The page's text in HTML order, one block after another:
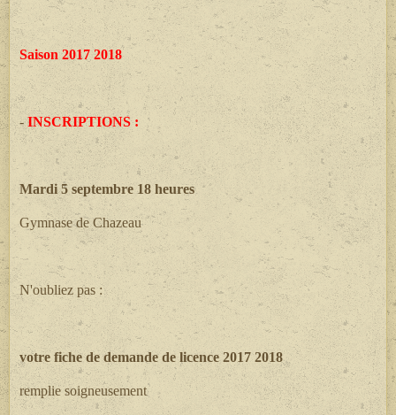
Saison 2017 2018
-INSCRIPTIONS :
Mardi 5 septembre 18 heures
Gymnase de Chazeau
N'oubliez pas :
votre fiche de demande de licence 2017 2018
remplie soigneusement